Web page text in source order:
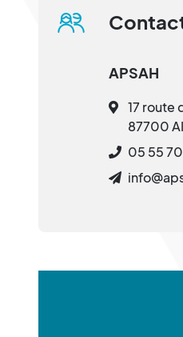
APSAH
17 route
87700
05 55